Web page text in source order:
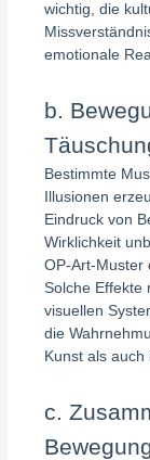
wichtig, die
emotionale
b.
Bestimmte
Illusionen
Eindruck von
Wirklichkeit
OP-Art-Muster
Solche Effekte
visuellen
die
Kunst als
c.